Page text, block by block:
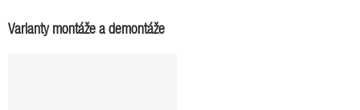
Varianty montáže a demontáže